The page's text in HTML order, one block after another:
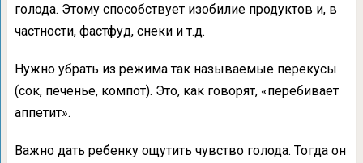
голода. Этому способствует изобилие продуктов и, в
частности, фастфуд, снеки и т.д.
Нужно убрать из режима так называемые перекусы
(сок, печенье, компот). Это, как говорят, «перебивает
аппетит».
Важно дать ребенку ощутить чувство голода. Тогда он